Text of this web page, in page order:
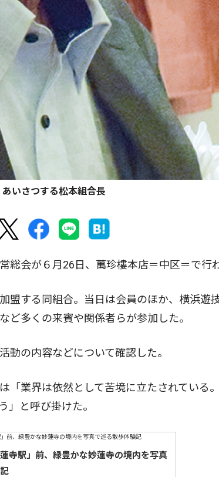
あいさつする松本組合長
会が６月26日、萬珍樓本店＝中区＝で行わ
盟する同組合。当日は会員のほか、横浜遊
ど多くの来賓や関係者らが参加した。
の内容などについて確認した。
業界は依然として苦境に立たされている
」と呼び掛けた。
寺駅」前、緑豊かな妙蓮寺の境内を写真